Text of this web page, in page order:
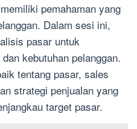
pemahaman yang
Dalam sesi ini,
pasar untuk
kebutuhan pelanggan.
tentang pasar, sales
strategi penjualan yang
target pasar.